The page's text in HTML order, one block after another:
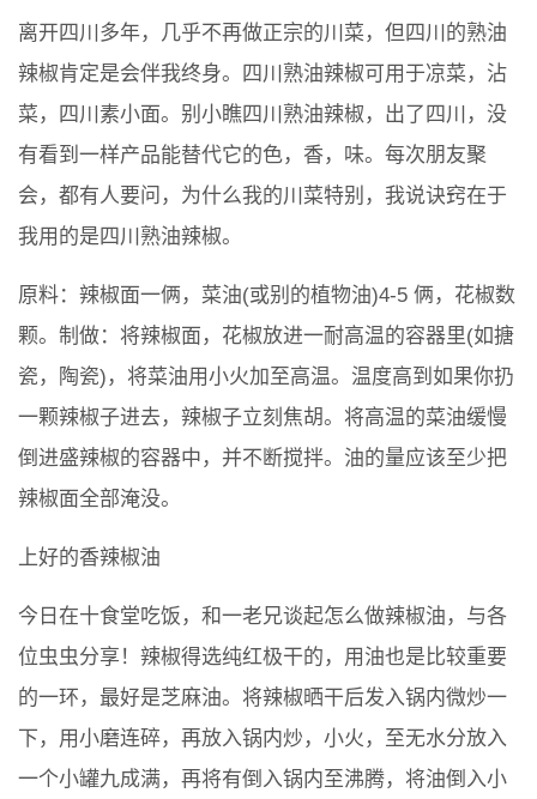
离开四川多年，几乎不再做正宗的川菜，但四川的熟油
辣椒肯定是会伴我终身。四川熟油辣椒可用于凉菜，沾
菜，四川素小面。别小瞧四川熟油辣椒，出了四川，没
有看到一样产品能替代它的色，香，味。每次朋友聚
会，都有人要问，为什么我的川菜特别，我说诀窍在于
我用的是四川熟油辣椒。
原料：辣椒面一俩，菜油(或别的植物油)4-5 俩，花椒数
颗。制做：将辣椒面，花椒放进一耐高温的容器里(如搪
瓷，陶瓷)，将菜油用小火加至高温。温度高到如果你扔
一颗辣椒子进去，辣椒子立刻焦胡。将高温的菜油缓慢
倒进盛辣椒的容器中，并不断搅拌。油的量应该至少把
辣椒面全部淹没。
上好的香辣椒油
今日在十食堂吃饭，和一老兄谈起怎么做辣椒油，与各
位虫虫分享！辣椒得选纯红极干的，用油也是比较重要
的一环，最好是芝麻油。将辣椒晒干后发入锅内微炒一
下，用小磨连碎，再放入锅内炒，小火，至无水分放入
一个小罐九成满，再将有倒入锅内至沸腾，将油倒入小